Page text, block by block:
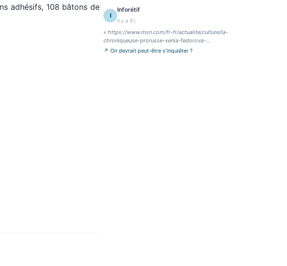
adhésifs, 108 bâtons de
I
Inforétif
Il y a 9 j
« https://www.msn.com/fr-fr/actualite/culture/la-
chroniqueuse-prorusse-xenia-fedorova-
vis%C3%A9e-en-fr »
↗ On devrait peut-être s’inquiéter ?